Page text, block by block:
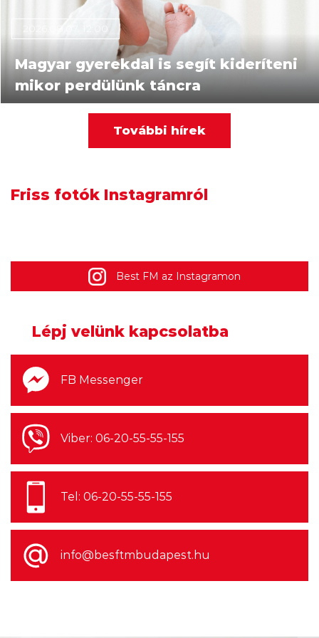
2026.08.07. 12:00
Magyar gyerekdal is segít kideríteni
mikor perdülünk táncra
elhozni a kereszténységhez
világszerte, mint bármi más
2026.08.07. 08:00
Jön az utolsó Soundgarden album
felvételeivel
2026.08.06. 14:00
Harmincnyolc éve a Guns n' Roses
bemutatkozó albuma, egy év
késéssel felért a Billboard csúcsára
További hírek
Friss fotók Instagramról
Best FM az Instagramon
Lépj velünk kapcsolatba
FB Messenger
Viber: 06-20-55-55-155
Tel: 06-20-55-55-155
info@besftmbudapest.hu